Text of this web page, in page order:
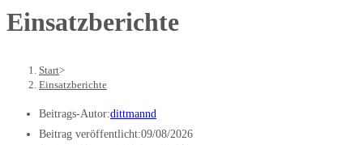
Einsatzberichte
Start>
Einsatzberichte
Beitrags-Autor:dittmannd
Beitrag veröffentlicht:09/08/2026